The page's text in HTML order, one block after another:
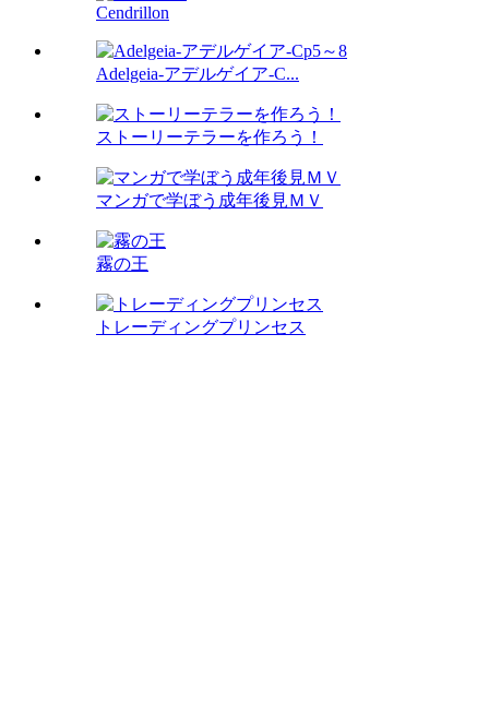
Cendrillon
Adelgeia-アデルゲイア-C...
ストーリーテラーを作ろう！
マンガで学ぼう成年後見ＭＶ
霧の王
トレーディングプリンセス